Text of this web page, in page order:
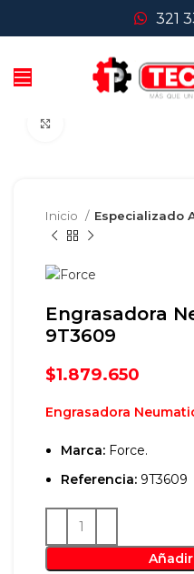
321
Inicio Especializado
Engrasadora
9T3609
$1.879.650
Engrasadora
Marca: Force.
Referencia: 9T3609